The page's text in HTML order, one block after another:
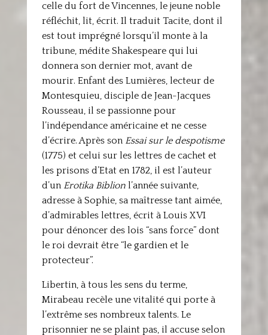
celle du fort de Vincennes, le jeune noble
réfléchit, lit, écrit. Il traduit Tacite, dont il
est tout imprégné lorsqu’il monte à la
tribune, médite Shakespeare qui lui
donnera son dernier mot, avant de
mourir. Enfant des Lumières, lecteur de
Montesquieu, disciple de Jean-Jacques
Rousseau, il se passionne pour
l’indépendance américaine et ne cesse
d’écrire. Après son Essai sur le despotisme
(1775) et celui sur les lettres de cachet et
les prisons d’Etat en 1782, il est l’auteur
d’un Erotika Biblionl’année suivante,
adresse à Sophie, sa maîtresse tant aimée,
d’admirables lettres, écrit à Louis XVI
pour dénoncer des lois “sans force” dont
le roi devrait être “le gardien et le
protecteur”.
Libertin, à tous les sens du terme,
Mirabeau recèle une vitalité qui porte à
l’extrême ses nombreux talents. Le
prisonnier ne se plaint pas, il accuse selon